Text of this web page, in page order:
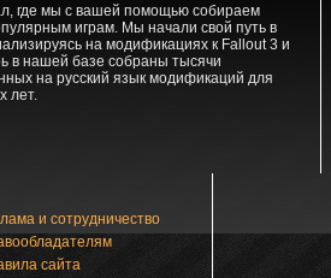
где мы с вашей помощью собираем
играм. Мы начали свой путь в
на модификациях к Fallout 3 и
в нашей базе собраны тысячи
на русский язык модификаций для
лет.
и сотрудничество
сайта